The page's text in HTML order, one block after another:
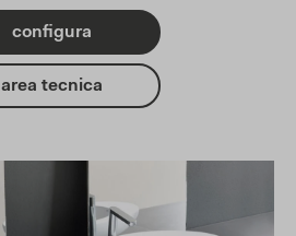
configura
area tecnica